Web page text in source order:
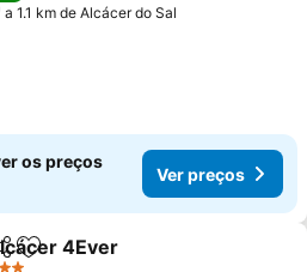
a 1.1 km de Alcácer do Sal
os preços
Ver preços
Adicionar aos favoritos
4Ever